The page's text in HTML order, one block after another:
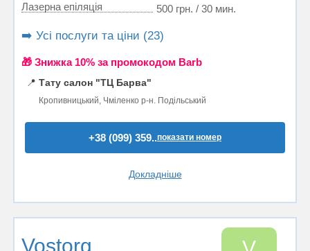
Лазерна епіляція 500 грн. / 30 мин.
➡️ Усі послуги та ціни (23)
🎁 Знижка 10% за промокодом Barb
📍 Тату салон "ТЦ Барва"
Кропивницький, Чміленко р-н. Подільський
+38 (099) 359..показати номер
Докладніше
Vostorg